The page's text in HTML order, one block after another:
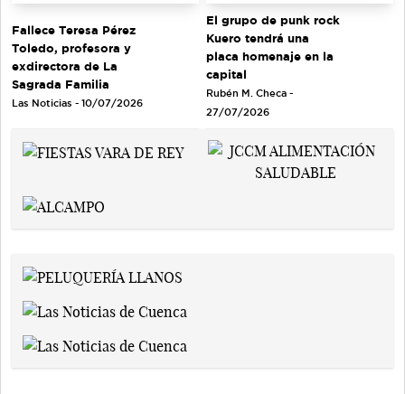
Fallece Teresa Pérez
Toledo, profesora y
exdirectora de La
Sagrada Familia
Las Noticias - 10/07/2026
El grupo de punk rock
Kuero tendrá una
placa homenaje en la
capital
Rubén M. Checa -
27/07/2026